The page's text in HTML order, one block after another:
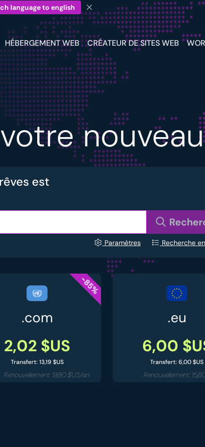
language to english
HÉBERGEMENT WEB CRÉATEUR DE SITES WEB
est
Paramètres Recherche
-85%
.com
2,02 $US
Transfert: 13,19 $US
Renouvellement: 19,80 $US/an
.eu
6,00
Transfert: 6,00 $US
Renouvellement: